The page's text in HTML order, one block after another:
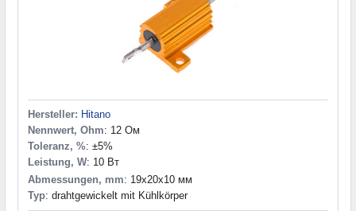
Hersteller: Hitano
Nennwert, Ohm: 12 Ом
Toleranz, %: ±5%
Leistung, W: 10 Вт
Abmessungen, mm: 19x20x10 мм
Typ: drahtgewickelt mit Kühlkörper